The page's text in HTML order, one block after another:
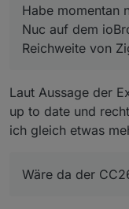
Wäre da
So wie
https://
LG
Habe momentan
Nuc auf dem
Reichweite von
Laut Aussage der
up to date und
ich gleich etwas
Wäre da der